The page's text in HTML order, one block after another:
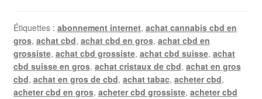
Étiquettes : abonnement internet, achat cannabis cbd en
gros, achat cbd, achat cbd en gros, achat cbd en
grossiste, achat cbd grossiste, achat cbd suisse, achat
cbd suisse en gros, achat cristaux de cbd, achat en gros
cbd, achat en gros de cbd, achat tabac, acheter cbd,
acheter cbd en gros, acheter cbd grossiste, acheter cbd